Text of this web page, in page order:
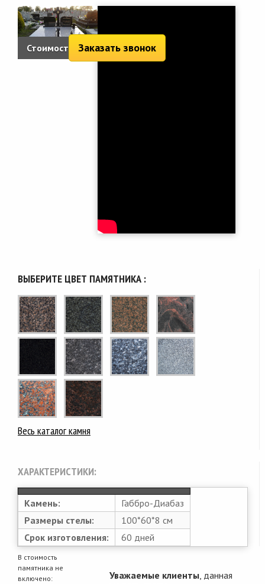
Стоимость: 4 099 руб.
Заказать звонок
ВЫБЕРИТЕ ЦВЕТ ПАМЯТНИКА :
Весь каталог камня
ХАРАКТЕРИСТИКИ:
Камень:
Габбро-Диабаз
Размеры стелы:
100*60*8 см
Срок изготовления:
60 дней
В стоимость
памятника не
включено:
Уважаемые клиенты , данная